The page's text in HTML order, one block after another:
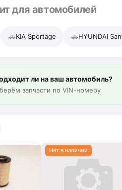
для автомобилей
🚗KIA Sportage 🚗HYUNDAI
ли на ваш автомобиль?
запчасти по VIN-номеру